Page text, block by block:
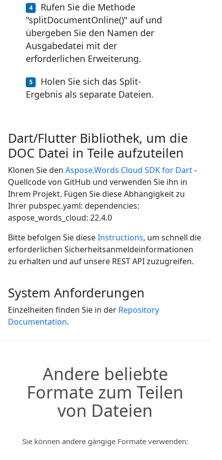
Rufen Sie die Methode
"splitDocumentOnline()" auf und
übergeben Sie den Namen der
Ausgabedatei mit der
erforderlichen Erweiterung.
Holen Sie sich das Split-
Ergebnis als separate Dateien.
Dart/Flutter Bibliothek, um die
DOC Datei in Teile aufzuteilen
Klonen Sie den Aspose.Words Cloud SDK for Dart-
Quellcode von GitHub und verwenden Sie ihn in
Ihrem Projekt. Fügen Sie diese Abhängigkeit zu
Ihrer pubspec.yaml: dependencies:
aspose_words_cloud: 22.4.0
Bitte befolgen Sie dieseInstructions, um schnell die
erforderlichen Sicherheitsanmeldeinformationen
zu erhalten und auf unsere REST API zuzugreifen.
System Anforderungen
Einzelheiten finden Sie in der Repository
Documentation.
Andere beliebte
Formate zum Teilen
von Dateien
Sie können andere gängige Formate verwenden: